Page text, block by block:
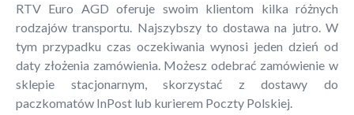
RTV Euro AGD oferuje swoim klientom kilka różnych
rodzajów transportu. Najszybszy to dostawa na jutro. W
tym przypadku czas oczekiwania wynosi jeden dzień od
daty złożenia zamówienia. Możesz odebrać zamówienie w
sklepie stacjonarnym, skorzystać z dostawy do
paczkomatów InPost lub kurierem Poczty Polskiej.